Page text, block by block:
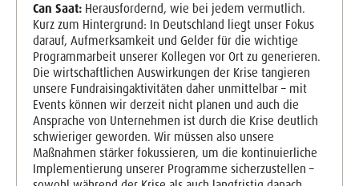
Can Saat: Herausfordernd, wie bei jedem vermutlich.
Kurz zum Hintergrund: In Deutschland liegt unser Fokus
darauf, Aufmerksamkeit und Gelder für die wichtige
Programmarbeit unserer Kollegen vor Ort zu generieren.
Die wirtschaftlichen Auswirkungen der Krise tangieren
unsere Fundraisingaktivitäten daher unmittelbar – mit
Events können wir derzeit nicht planen und auch die
Ansprache von Unternehmen ist durch die Krise deutlich
schwieriger geworden. Wir müssen also unsere
Maßnahmen stärker fokussieren, um die kontinuierliche
Implementierung unserer Programme sicherzustellen –